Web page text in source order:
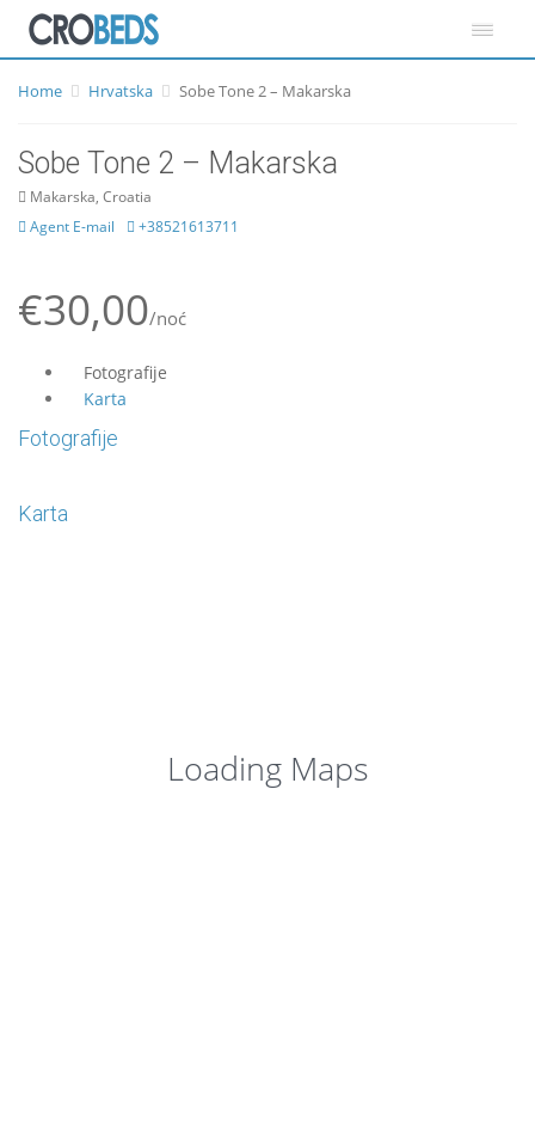
Home Hrvatska Sobe Tone 2 – Makarska
Sobe Tone 2 – Makarska
Makarska, Croatia
Agent E-mail
+38521613711
€30,00/noć
Fotografije
Karta
Fotografije
Karta
Sobe Tone 2 –
Loading Maps